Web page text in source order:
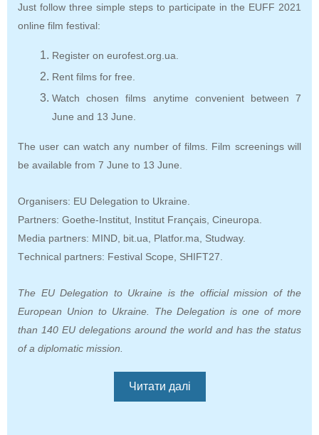
Just follow three simple steps to participate in the EUFF 2021
online film festival:
Register on eurofest.org.ua.
Rent films for free.
Watch chosen films anytime convenient between 7
June and 13 June.
The user can watch any number of films. Film screenings will
be available from 7 June to 13 June
Organisers: EU Delegation to Ukraine.
Partners: Goethe-Institut, Institut Français, Cineuropa.
Media partners: MIND, bit.uа , Platfor.ma , Studway.
Technical partners: Festival Scope, SHIFT27.
The EU Delegation to Ukraine is the official mission of the
European Union to Ukraine. The Delegation is one of more
than 140 EU delegations around the world and has the status
of a diplomatic mission.
Читати далі